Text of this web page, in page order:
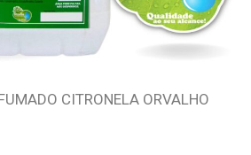
CITRONELA ORVALHO